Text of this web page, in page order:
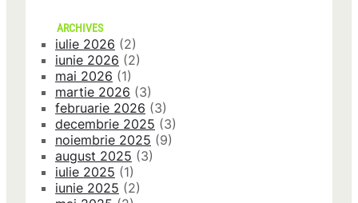
ARCHIVES
iulie 2026 (2)
iunie 2026 (2)
mai 2026 (1)
martie 2026 (3)
februarie 2026 (3)
decembrie 2025 (3)
noiembrie 2025 (9)
august 2025 (3)
iulie 2025 (1)
iunie 2025 (2)